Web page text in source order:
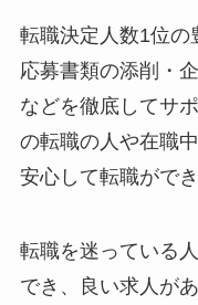
転職決定人数1位の
応募書類の添削・
などを徹底してサ
の転職の人や在職
安心して転職ができ
転職を迷っている
でき、良い求人が